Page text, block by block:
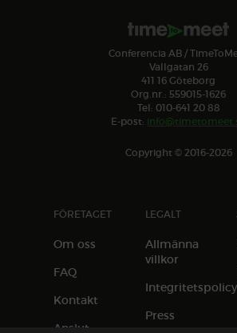
Conferencia AB /
Vallgatan 26
411 16 Göteborg
Org.nr.: 559015-1626
Tel: 010-641 20 88
E-post:
Copyright © 2016-2026
FÖRETAGET
Om oss
FAQ
Kontakt
Anslut
LEGALT
Allmänna
villkor
Integritetspolicy
Press